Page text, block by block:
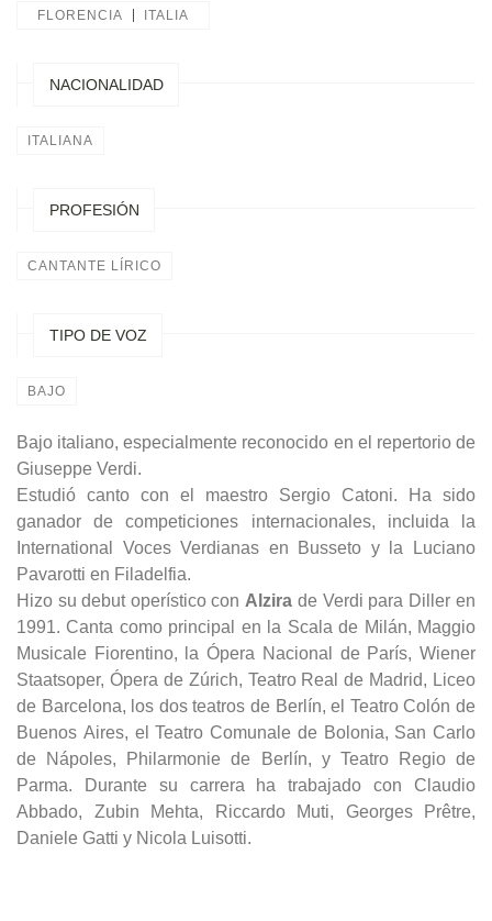
FLORENCIA ITALIA
NACIONALIDAD
ITALIANA
PROFESIÓN
CANTANTE LÍRICO
TIPO DE VOZ
BAJO
Bajo italiano, especialmente reconocido en el repertorio de
Giuseppe Verdi.
Estudió canto con el maestro Sergio Catoni. Ha sido
ganador de competiciones internacionales, incluida la
International Voces Verdianas en Busseto y la Luciano
Pavarotti en Filadelfia.
Hizo su debut operístico con Alzira de Verdi para Diller en
1991. Canta como principal en la Scala de Milán, Maggio
Musicale Fiorentino, la Ópera Nacional de París, Wiener
Staatsoper, Ópera de Zúrich, Teatro Real de Madrid, Liceo
de Barcelona, los dos teatros de Berlín, el Teatro Colón de
Buenos Aires, el Teatro Comunale de Bolonia, San Carlo
de Nápoles, Philarmonie de Berlín, y Teatro Regio de
Parma. Durante su carrera ha trabajado con Claudio
Abbado, Zubin Mehta, Riccardo Muti, Georges Prêtre,
Daniele Gatti y Nicola Luisotti.